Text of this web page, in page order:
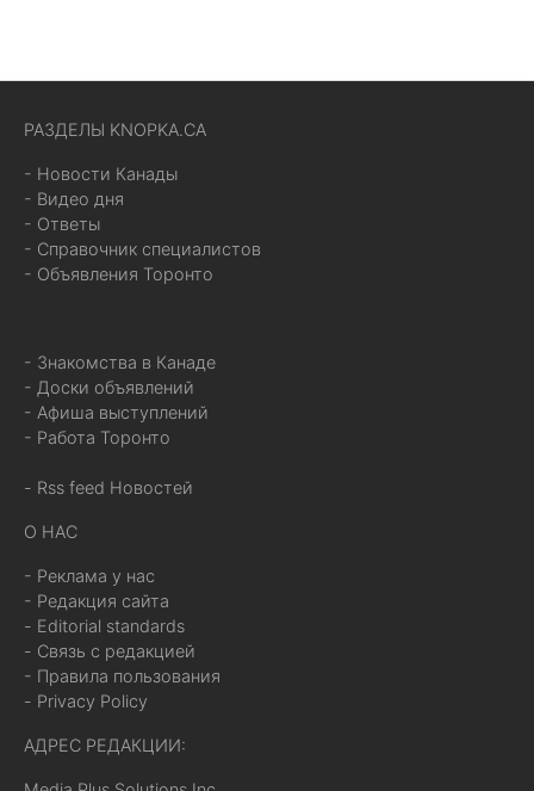
РАЗДЕЛЫ KNOPKA.CA
- Новости Канады
- Видео дня
- Ответы
- Справочник специалистов
- Объявления Торонто
- Знакомства в Канаде
- Доски объявлений
- Афиша выступлений
- Работа Торонто
- Rss feed Новостей
О НАС
- Реклама у нас
- Редакция сайта
- Editorial standards
- Связь с редакцией
- Правила пользования
- Privacy Policy
АДРЕС РЕДАКЦИИ: